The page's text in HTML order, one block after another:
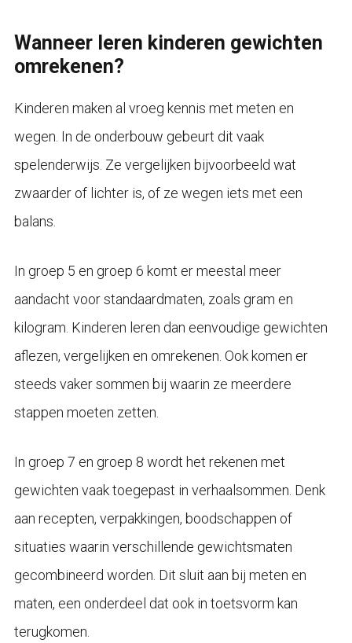
Wanneer leren kinderen gewichten
omrekenen?
Kinderen maken al vroeg kennis met meten en
wegen. In de onderbouw gebeurt dit vaak
spelenderwijs. Ze vergelijken bijvoorbeeld wat
zwaarder of lichter is, of ze wegen iets met een
balans.
In groep 5 en groep 6 komt er meestal meer
aandacht voor standaardmaten, zoals gram en
kilogram. Kinderen leren dan eenvoudige gewichten
aflezen, vergelijken en omrekenen. Ook komen er
steeds vaker sommen bij waarin ze meerdere
stappen moeten zetten.
In groep 7 en groep 8 wordt het rekenen met
gewichten vaak toegepast in verhaalsommen. Denk
aan recepten, verpakkingen, boodschappen of
situaties waarin verschillende gewichtsmaten
gecombineerd worden. Dit sluit aan bij meten en
maten, een onderdeel dat ook in toetsvorm kan
terugkomen.